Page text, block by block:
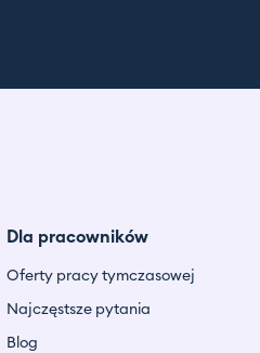
Dla pracowników
Oferty pracy tymczasowej
Najczęstsze pytania
Blog